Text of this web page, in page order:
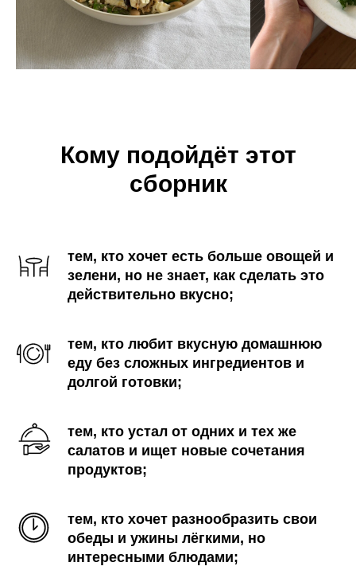
Кому подойдёт этот
сборник
тем, кто хочет есть больше овощей и
зелени, но не знает, как сделать это
действительно вкусно;
тем, кто любит вкусную домашнюю
еду без сложных ингредиентов и
долгой готовки;
тем, кто устал от одних и тех же
салатов и ищет новые сочетания
продуктов;
тем, кто хочет разнообразить свои
обеды и ужины лёгкими, но
интересными блюдами;